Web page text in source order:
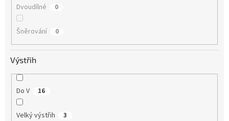
Dvoudílné 0
Šněrování 0
Výstřih
Do V 16
Velký výstřih 3